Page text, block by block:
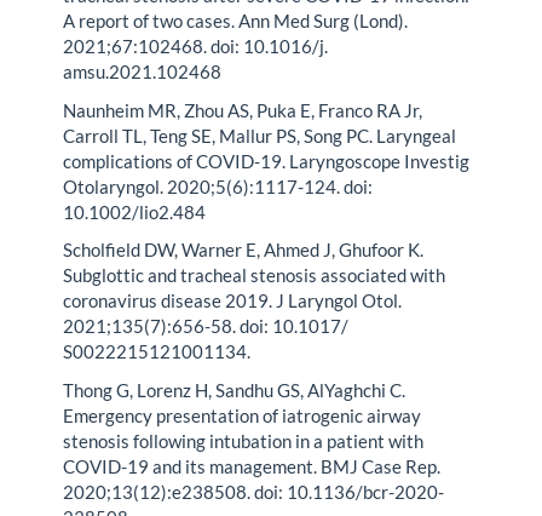
A report of two cases. Ann Med Surg (Lond).
2021;67:102468. doi: 10.1016/j.
amsu.2021.102468
Naunheim MR, Zhou AS, Puka E, Franco RA Jr,
Carroll TL, Teng SE, Mallur PS, Song PC. Laryngeal
complications of COVID-19. Laryngoscope Investig
Otolaryngol. 2020;5(6):1117-124. doi:
10.1002/lio2.484
Scholfield DW, Warner E, Ahmed J, Ghufoor K.
Subglottic and tracheal stenosis associated with
coronavirus disease 2019. J Laryngol Otol.
2021;135(7):656-58. doi: 10.1017/
S0022215121001134.
Thong G, Lorenz H, Sandhu GS, AlYaghchi C.
Emergency presentation of iatrogenic airway
stenosis following intubation in a patient with
COVID-19 and its management. BMJ Case Rep.
2020;13(12):e238508. doi: 10.1136/bcr-2020-